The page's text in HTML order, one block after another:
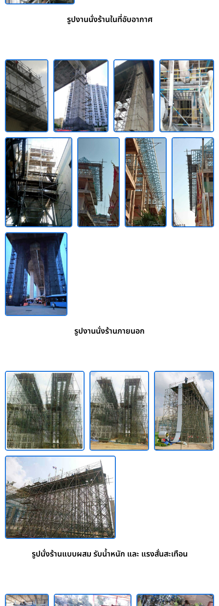
รูปงานนั่งร้านในที่อับอากาศ
รูปงานนั่งร้านภายนอก
รูปนั่งร้านแบบผสม รับน้ำหนัก และ แรงสั่นสะเทือน